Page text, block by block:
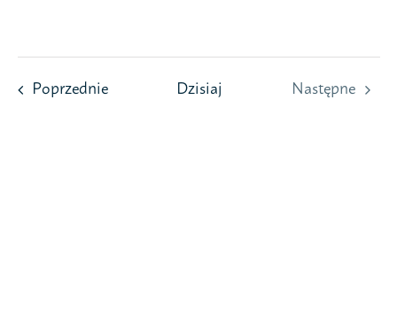
PoprzednieWydarzeniaDzisiaj
Następne